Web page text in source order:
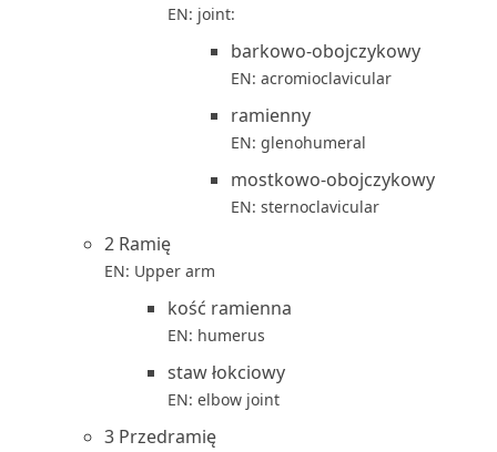
EN: joint:
barkowo-obojczykowy
EN: acromioclavicular
ramienny
EN: glenohumeral
mostkowo-obojczykowy
EN: sternoclavicular
2 Ramię
EN: Upper arm
kość ramienna
EN: humerus
staw łokciowy
EN: elbow joint
3 Przedramię